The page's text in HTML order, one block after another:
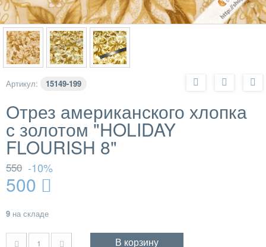
Артикул: 15149-199
Отрез американского хлопка
с золотом "HOLIDAY
FLOURISH 8"
550 -10%
500
9 на складе
В корзину